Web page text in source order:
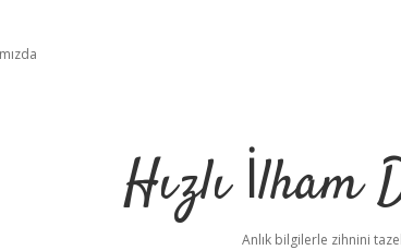
Hızlı İlham
Anlık bilgilerle zihnini